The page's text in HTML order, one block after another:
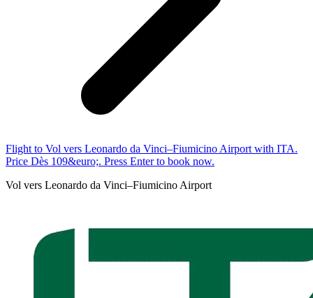
Flight to Vol vers Leonardo da Vinci–Fiumicino Airport with ITA.
Price Dès 109&euro;. Press Enter to book now.
Vol vers Leonardo da Vinci–Fiumicino Airport